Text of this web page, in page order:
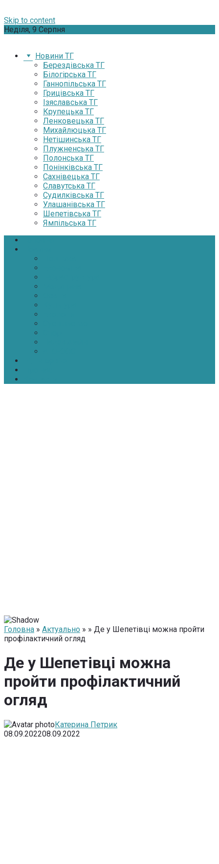
Skip to content
Неділя, 9 Серпня
Новини ТГ
Берездівська ТГ
Білогірська ТГ
Ганнопільська ТГ
Грицівська ТГ
Ізяславська ТГ
Крупецька ТГ
Ленковецька ТГ
Михайлюцька ТГ
Нетішинська ТГ
Плужненська ТГ
Полонська ТГ
Понінківська ТГ
Сахнівецька ТГ
Славутська ТГ
Судилківська ТГ
Улашанівська ТГ
Шепетівська ТГ
Ямпільська ТГ
Головна » Актуально » » Де у Шепетівці можна пройти
профілактичний огляд
Де у Шепетівці можна
пройти профілактичний
огляд
Катерина Петрик
08.09.202208.09.2022